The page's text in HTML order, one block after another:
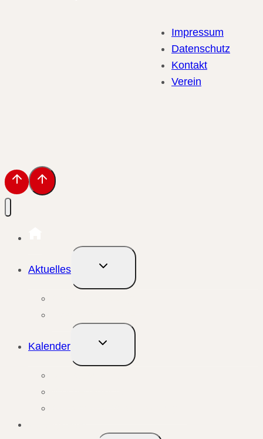
Impressum
Datenschutz
Kontakt
Verein
Aktuelles
Untermenü
umschalten
Kalender
Untermenü
umschalten